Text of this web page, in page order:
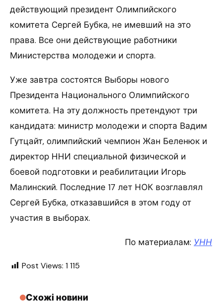
действующий президент Олимпийского
комитета Сергей Бубка, не имевший на это
права. Все они действующие работники
Министерства молодежи и спорта.
Уже завтра состоятся Выборы нового
Президента Национального Олимпийского
комитета. На эту должность претендуют три
кандидата: министр молодежи и спорта Вадим
Гутцайт, олимпийский чемпион Жан Беленюк и
директор ННИ специальной физической и
боевой подготовки и реабилитации Игорь
Малинский. Последние 17 лет НОК возглавлял
Сергей Бубка, отказавшийся в этом году от
участия в выборах.
По материалам: УНН
Post Views: 1 115
Схожі новини